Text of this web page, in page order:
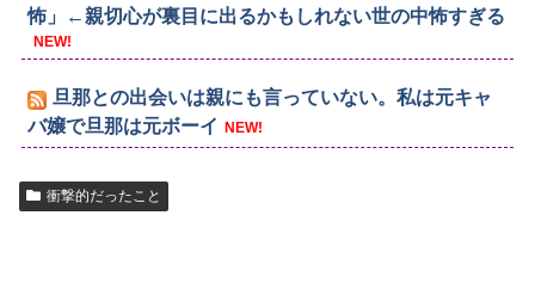
怖」←親切心が裏目に出るかもしれない世の中怖すぎる
NEW!
旦那との出会いは親にも言っていない。私は元キャ
バ嬢で旦那は元ボーイ
NEW!
衝撃的だったこと